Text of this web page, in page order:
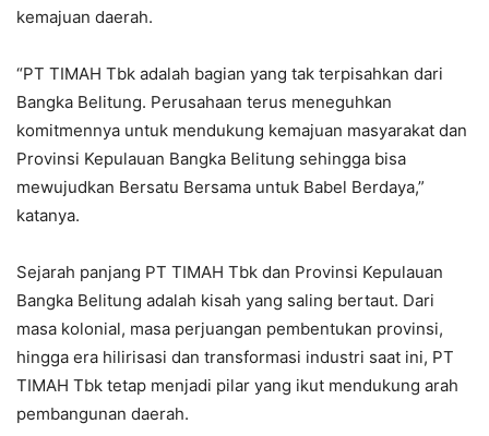
kemajuan daerah.
“PT TIMAH Tbk adalah bagian yang tak terpisahkan dari
Bangka Belitung. Perusahaan terus meneguhkan
komitmennya untuk mendukung kemajuan masyarakat dan
Provinsi Kepulauan Bangka Belitung sehingga bisa
mewujudkan Bersatu Bersama untuk Babel Berdaya,”
katanya.
Sejarah panjang PT TIMAH Tbk dan Provinsi Kepulauan
Bangka Belitung adalah kisah yang saling bertaut. Dari
masa kolonial, masa perjuangan pembentukan provinsi,
hingga era hilirisasi dan transformasi industri saat ini, PT
TIMAH Tbk tetap menjadi pilar yang ikut mendukung arah
pembangunan daerah.